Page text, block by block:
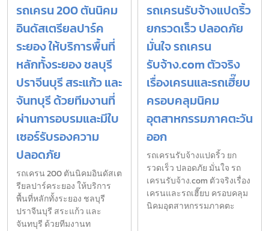
รถเครน 200 ตันนิคม
อินดัสเตรียลปาร์ค
ระยอง ให้บริการพื้นที่
หลักทั้งระยอง ชลบุรี
ปราจีนบุรี สระแก้ว และ
จันทบุรี ด้วยทีมงานที่
ผ่านการอบรมและมีใบ
เซอร์รับรองความ
ปลอดภัย
รถเครน 200 ตันนิคมอินดัสเต
รียลปาร์คระยอง ให้บริการ
พื้นที่หลักทั้งระยอง ชลบุรี
ปราจีนบุรี สระแก้ว และ
จันทบุรี ด้วยทีมงานท
รถเครนรับจ้างแปดริ้ว
ยกรวดเร็ว ปลอดภัย
มั่นใจ รถเครน
รับจ้าง.com ตัวจริง
เรื่องเครนและรถเฮี๊ยบ
ครอบคลุมนิคม
อุตสาหกรรมภาคตะวัน
ออก
รถเครนรับจ้างแปดริ้ว ยก
รวดเร็ว ปลอดภัย มั่นใจ รถ
เครนรับจ้าง.com ตัวจริงเรื่อง
เครนและรถเฮี๊ยบ ครอบคลุม
นิคมอุตสาหกรรมภาคตะ